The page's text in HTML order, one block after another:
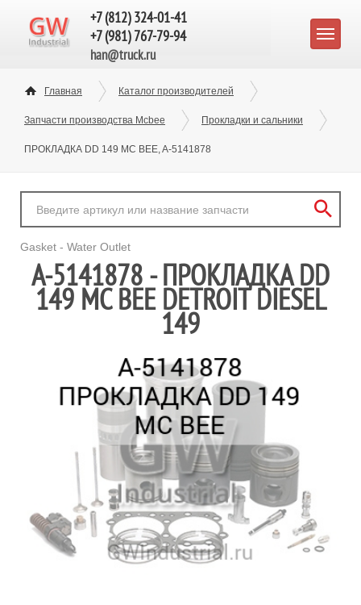
+7 (812) 324-01-41
+7 (981) 767-79-94
han@truck.ru
Главная Каталог производителей
Запчасти производства Mcbee Прокладки и сальники
ПРОКЛАДКА DD 149 MC BEE, A-5141878
Gasket - Water Outlet
A-5141878 - ПРОКЛАДКА DD
149 MC BEE DETROIT DIESEL
149